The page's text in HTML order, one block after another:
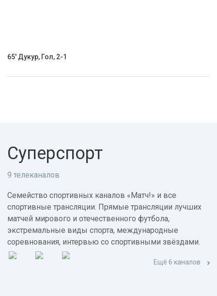
65' Дукур, Гол, 2-1
Суперспорт
9 телеканалов
Семейство спортивных каналов «Матч!» и все
спортивные трансляции. Прямые трансляции лучших
матчей мирового и отечественного футбола,
экстремальные виды спорта, международные
соревнования, интервью со спортивными звёздами.
Ещё 6 каналов